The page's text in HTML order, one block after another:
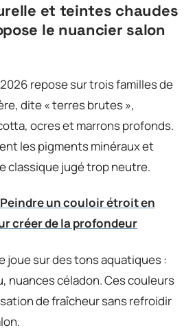
et teintes chaudes
le nuancier salon
repose sur trois familles de
dite « terres brutes »,
ocres et marrons profonds.
les pigments minéraux et
classique jugé trop neutre.
Peindre un couloir étroit en
créer de la profondeur
joue sur des tons aquatiques :
nuances céladon. Ces couleurs
de fraîcheur sans refroidir